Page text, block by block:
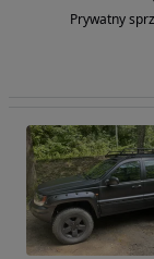
Prywatny